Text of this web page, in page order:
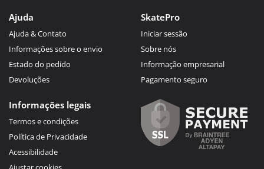
Ajuda
Ajuda & Contato
Informações sobre o envio
Estado do pedido
Devoluções
SkatePro
Iniciar sessão
Sobre nós
Informação empresarial
Pagamento seguro
Informações legais
Termos e condições
Política de Privacidade
Acessibilidade